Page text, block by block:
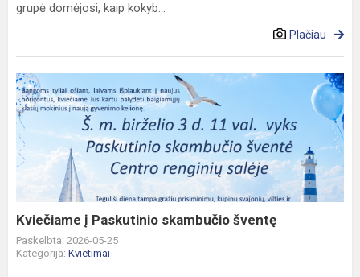
grupė domėjosi, kaip kokyb...
Plačiau
Kviečiame
į
Paskutinio
skambučio
šventę
Kviečiame į Paskutinio skambučio šventę
Paskelbta: 2026-05-25
Kategorija: Kvietimai